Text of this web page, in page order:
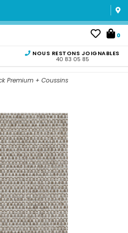
0
NOUS RESTONS JOIGNABLES
40 83 05 85
Premium + Coussins